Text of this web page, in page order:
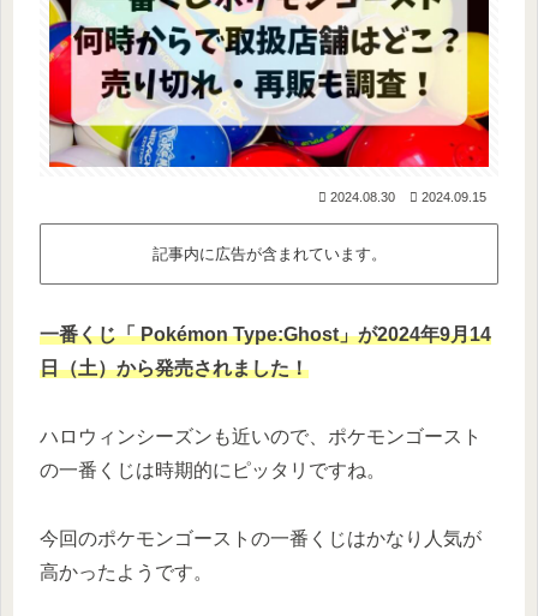
2024.08.30 2024.09.15
記事内に広告が含まれています。
一番くじ「 Pokémon Type:Ghost」が2024年9月14
日（土）から発売されました！
ハロウィンシーズンも近いので、ポケモンゴースト
の一番くじは時期的にピッタリですね。
今回のポケモンゴーストの一番くじはかなり人気が
高かったようです。